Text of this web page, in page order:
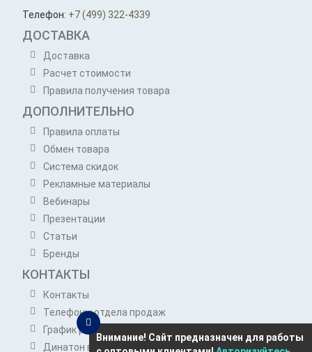
Телефон: +7 (499) 322-4339
ДОСТАВКА
Доставка
Расчет стоимости
Правила получения товара
ДОПОЛНИТЕЛЬНО
Правила оплаты
Обмен товара
Система скидок
Рекламные материалы
Вебинары
Презентации
Статьи
Бренды
КОНТАКТЫ
Контакты
Телефоны отдела продаж
График работы отдела продаж
Динатон в Telegram
Внимание! Сайт предназначен для работы